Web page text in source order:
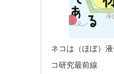
ネコは（ほぼ）
コ研究最前線